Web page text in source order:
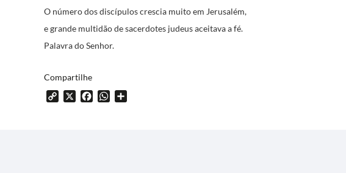
O número dos discípulos crescia muito em Jerusalém,
e grande multidão de sacerdotes judeus aceitava a fé.
Palavra do Senhor.
Compartilhe
Copy
FacebookWhatsApp